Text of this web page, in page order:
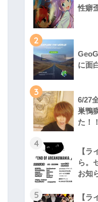
性癖
2
に面
3
6/27
巣鴨
た！
4
【
ら。
お知
5
【